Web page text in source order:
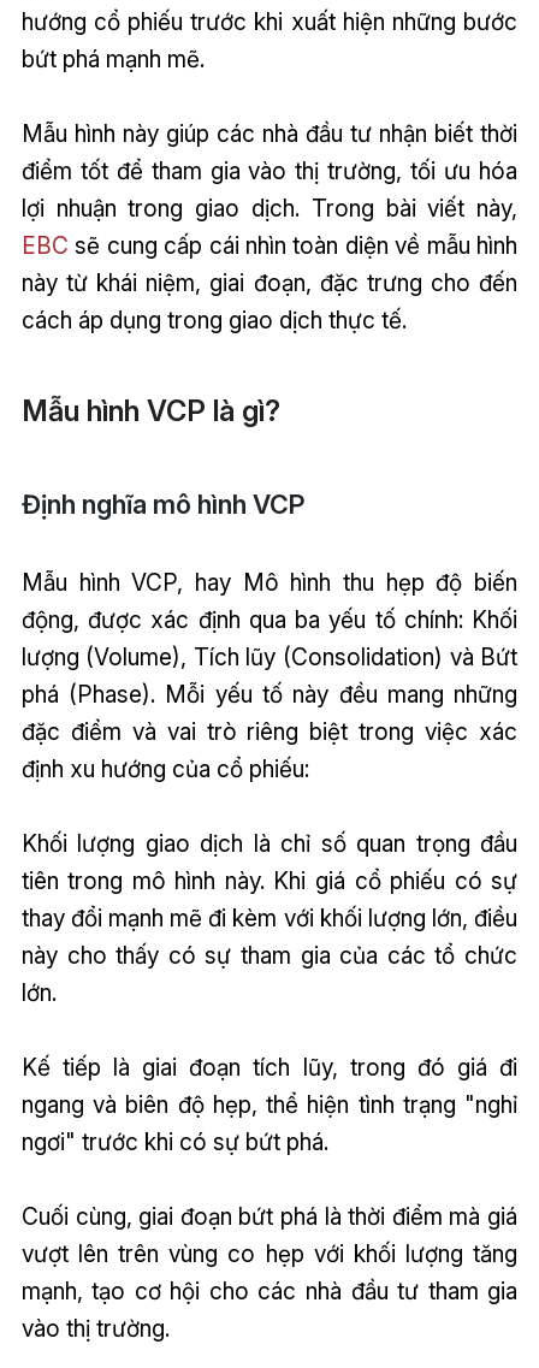
hướng cổ phiếu trước khi xuất hiện những bước
bứt phá mạnh mẽ.
Mẫu hình này giúp các nhà đầu tư nhận biết thời
điểm tốt để tham gia vào thị trường, tối ưu hóa
lợi nhuận trong giao dịch. Trong bài viết này,
EBC sẽ cung cấp cái nhìn toàn diện về mẫu hình
này từ khái niệm, giai đoạn, đặc trưng cho đến
cách áp dụng trong giao dịch thực tế.
Mẫu hình VCP là gì?
Định nghĩa mô hình VCP
Mẫu hình VCP, hay Mô hình thu hẹp độ biến
động, được xác định qua ba yếu tố chính: Khối
lượng (Volume), Tích lũy (Consolidation) và Bứt
phá (Phase). Mỗi yếu tố này đều mang những
đặc điểm và vai trò riêng biệt trong việc xác
định xu hướng của cổ phiếu:
Khối lượng giao dịch là chỉ số quan trọng đầu
tiên trong mô hình này. Khi giá cổ phiếu có sự
thay đổi mạnh mẽ đi kèm với khối lượng lớn, điều
này cho thấy có sự tham gia của các tổ chức
lớn.
Kế tiếp là giai đoạn tích lũy, trong đó giá đi
ngang và biên độ hẹp, thể hiện tình trạng "nghỉ
ngơi" trước khi có sự bứt phá.
Cuối cùng, giai đoạn bứt phá là thời điểm mà giá
vượt lên trên vùng co hẹp với khối lượng tăng
mạnh, tạo cơ hội cho các nhà đầu tư tham gia
vào thị trường.